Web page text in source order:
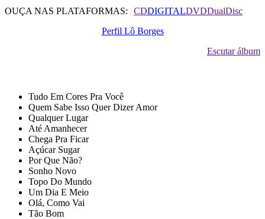
OUÇA NAS PLATAFORMAS: CDDIGITALDVDDualDisc
Perfil Lô Borges
Escutar álbum
Tudo Em Cores Pra Você
Quem Sabe Isso Quer Dizer Amor
Qualquer Lugar
Até Amanhecer
Chega Pra Ficar
Açúcar Sugar
Por Que Não?
Sonho Novo
Topo Do Mundo
Um Dia E Meio
Olá, Como Vai
Tão Bom